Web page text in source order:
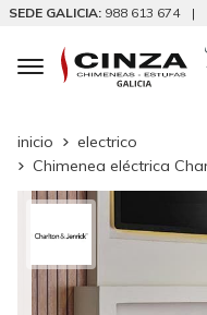
SEDE GALICIA: 988 613 674 |
inicio
electrico